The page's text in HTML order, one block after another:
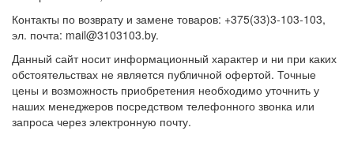
Контакты по возврату и замене товаров: +375(33)3-103-103,
эл. почта: mail@3103103.by.
Данный сайт носит информационный характер и ни при каких
обстоятельствах не является публичной офертой. Точные
цены и возможность приобретения необходимо уточнить у
наших менеджеров посредством телефонного звонка или
запроса через электронную почту.